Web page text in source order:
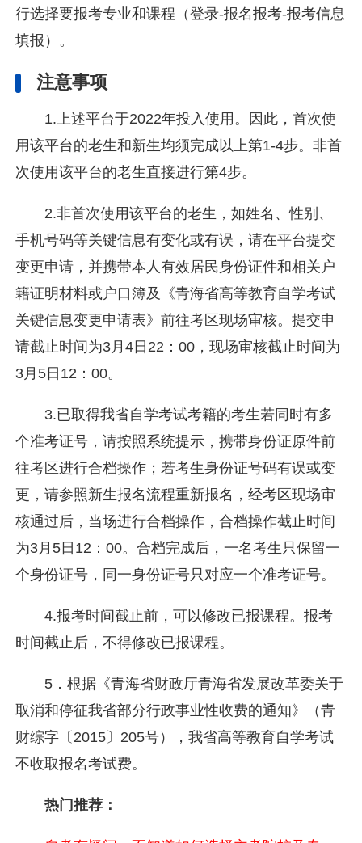
行选择要报考专业和课程（登录-报名报考-报考信息
填报）。
注意事项
1.上述平台于2022年投入使用。因此，首次使
用该平台的老生和新生均须完成以上第1-4步。非首
次使用该平台的老生直接进行第4步。
2.非首次使用该平台的老生，如姓名、性别、
手机号码等关键信息有变化或有误，请在平台提交
变更申请，并携带本人有效居民身份证件和相关户
籍证明材料或户口簿及《青海省高等教育自学考试
关键信息变更申请表》前往考区现场审核。提交申
请截止时间为3月4日22：00，现场审核截止时间为
3月5日12：00。
3.已取得我省自学考试考籍的考生若同时有多
个准考证号，请按照系统提示，携带身份证原件前
往考区进行合档操作；若考生身份证号码有误或变
更，请参照新生报名流程重新报名，经考区现场审
核通过后，当场进行合档操作，合档操作截止时间
为3月5日12：00。合档完成后，一名考生只保留一
个身份证号，同一身份证号只对应一个准考证号。
4.报考时间截止前，可以修改已报课程。报考
时间截止后，不得修改已报课程。
5．根据《青海省财政厅青海省发展改革委关于
取消和停征我省部分行政事业性收费的通知》（青
财综字〔2015〕205号），我省高等教育自学考试
不收取报名考试费。
热门推荐：